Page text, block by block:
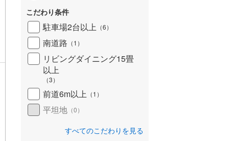
こだわり条件
駐車場2台以上 （6）
南道路 （1 ）
リビングダイニング15畳
以上
（3）
前道6m以上 （1 ）
平坦地 （0）
すべてのこだわりを見る